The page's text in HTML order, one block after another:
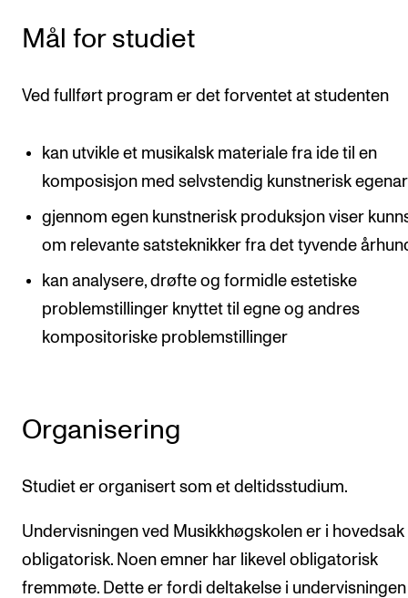
Mål for studiet
Ved fullført program er det forventet at studenten
kan utvikle et musikalsk materiale fra ide til en
komposisjon med selvstendig kunstnerisk
gjennom egen kunstnerisk produksjon viser
om relevante satsteknikker fra det tyvende
kan analysere, drøfte og formidle estetiske
problemstillinger knyttet til egne og andres
kompositoriske problemstillinger
Organisering
Studiet er organisert som et deltidsstudium.
Undervisningen ved Musikkhøgskolen er i hovedsak
obligatorisk. Noen emner har likevel obligatorisk
fremmøte. Dette er fordi deltakelse i